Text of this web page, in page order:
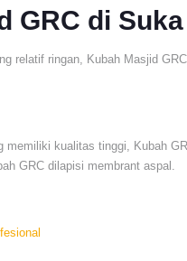
GRC di
relatif ringan, Kubah Masjid
kualitas tinggi, Kubah
GRC dilapisi membrant aspal.